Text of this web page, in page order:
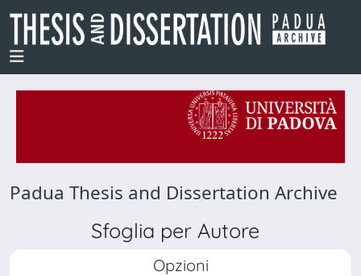
Padua Thesis and Dissertation Archive
Sfoglia per Autore
Opzioni